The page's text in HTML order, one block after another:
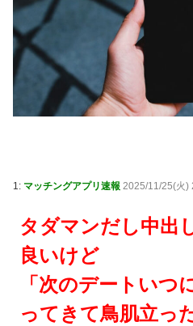
1: マッチングアプリ速報 2025/11/25(火)
タダマンだし中出
良いけど
「次のデートいつ
ってきて鳥肌立っ